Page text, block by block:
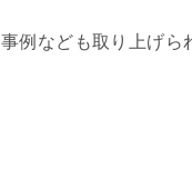
事例なども取り上げら